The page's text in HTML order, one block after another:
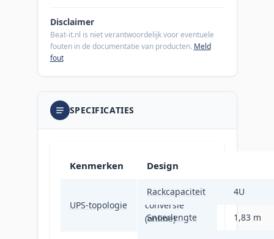
Disclaimer
Beat-it.nl is niet verantwoordelijk voor eventuele
fouten in de documentatie van producten. Meld
fout
SPECIFICATIES
Kenmerken
UPS-topologie
Dubbele
conversie
(online)
Design
Rackcapaciteit 4U
Snoerlengte 1,83 m